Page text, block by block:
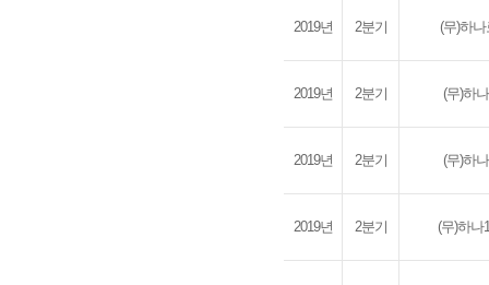
2019년 2분기 (무)하
2019년 2분기 (무)하
2019년 2분기 (무)하
2019년 2분기 (무)하나